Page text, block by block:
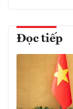
Đọc tiếp